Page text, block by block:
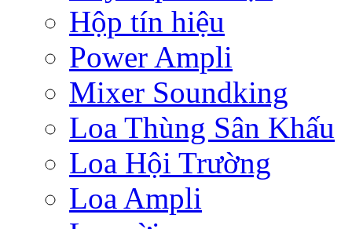
Hộp tín hiệu
Power Ampli
Mixer Soundking
Loa Thùng Sân Khấu
Loa Hội Trường
Loa Ampli